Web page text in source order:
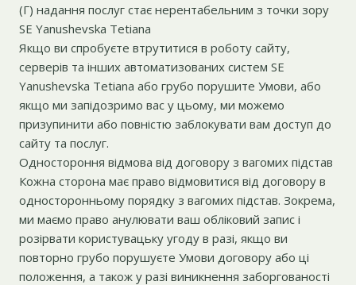
(Г) надання послуг стає нерентабельним з точки зору
SE Yanushevska Tetiana
Якщо ви спробуєте втрутитися в роботу сайту,
серверів та інших автоматизованих систем SE
Yanushevska Tetiana або грубо порушите Умови, або
якщо ми запідозримо вас у цьому, ми можемо
призупинити або повністю заблокувати вам доступ до
сайту та послуг.
Одностороння відмова від договору з вагомих підстав
Кожна сторона має право відмовитися від договору в
односторонньому порядку з вагомих підстав. Зокрема,
ми маємо право анулювати ваш обліковий запис і
розірвати користувацьку угоду в разі, якщо ви
повторно грубо порушуєте Умови договору або ці
положення, а також у разі виникнення заборгованості